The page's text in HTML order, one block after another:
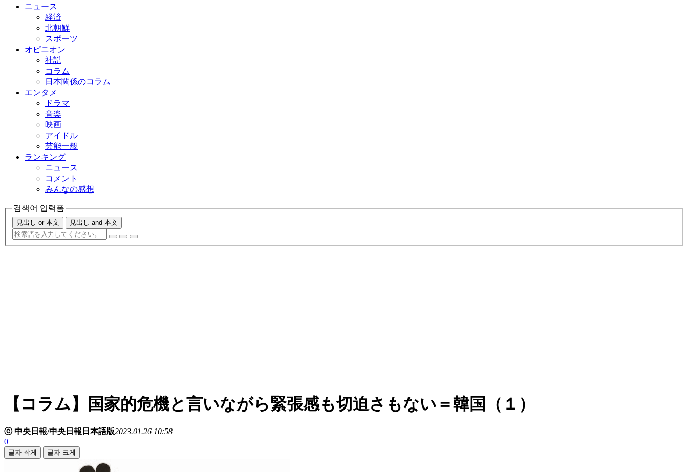
ニュース
経済
北朝鮮
スポーツ
オピニオン
社説
コラム
日本関係のコラム
エンタメ
ドラマ
音楽
映画
アイドル
芸能一般
ランキング
ニュース
コメント
みんなの感想
검색어 입력폼
見出し or 本文 見出し and 本文
【コラム】国家的危機と言いながら緊張感も切迫さもない＝韓国（１）
ⓒ 中央日報/中央日報日本語版2023.01.26 10:58
0
글자 작게 글자 크게